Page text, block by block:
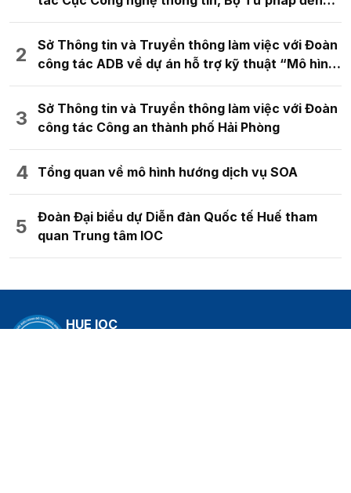
Trung tâm HueIOC cùng các đơn vị trực thuộc Sở
ký kết giao ước thi đua năm 2026
14/01/2026
Trong khuôn khổ Hội nghị Công chức, viên chức và người lao
động năm 2026 diễn ra vào ngày 13/01/2025, Trung tâm Giám
thuộc Sở ký kết giao ước thi đua năm 2026. Hoạt động nhằm
phát động phong trào thi đua sâu rộng, tạo khí thế thi đua sôi nổi